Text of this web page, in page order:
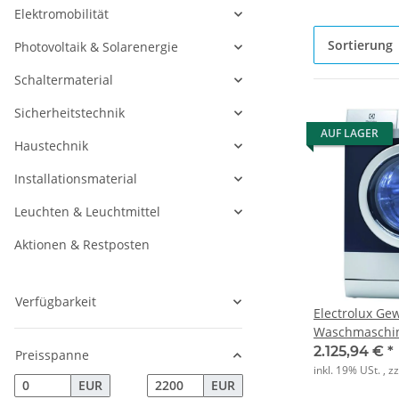
Sortierung
AUF LAGER
Electrolux
Laugenpumpe
2.125,94 € *
inkl. 19% USt. ,
Elektromobilität
Photovoltaik & Solarenergie
Schaltermaterial
Sicherheitstechnik
Haustechnik
Installationsmaterial
Leuchten & Leuchtmittel
Aktionen & Restposten
Verfügbarkeit
Preisspanne
EUR
EUR